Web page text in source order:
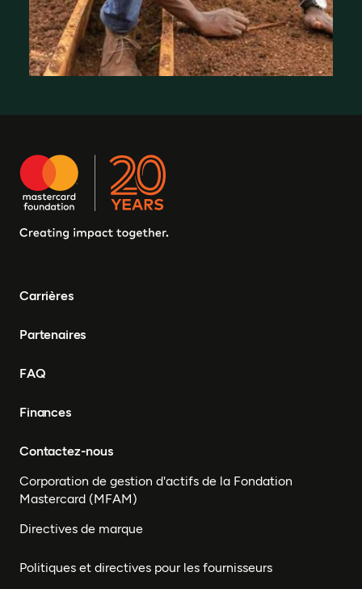
Carrières
Partenaires
FAQ
Finances
Contactez-nous
Corporation de gestion d'actifs de la Fondation
Mastercard (MFAM)
Directives de marque
Politiques et directives pour les fournisseurs